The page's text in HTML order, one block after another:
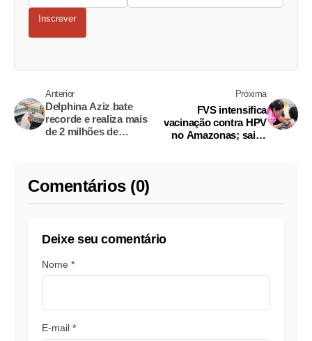
Inscrever
Anterior
Delphina Aziz bate
recorde e realiza mais
de 2 milhões de
Próxima
FVS intensifica
vacinação contra HPV
no Amazonas; saiba
Comentários (0)
Deixe seu comentário
Nome *
E-mail *